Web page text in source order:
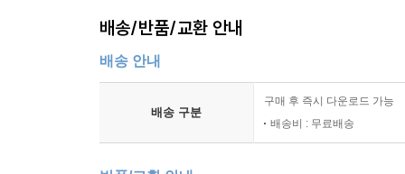
배송/반품/교환 안내
배송 안내
배송 구분
구매 후 즉시 다운로드 가능
배송비 : 무료배송